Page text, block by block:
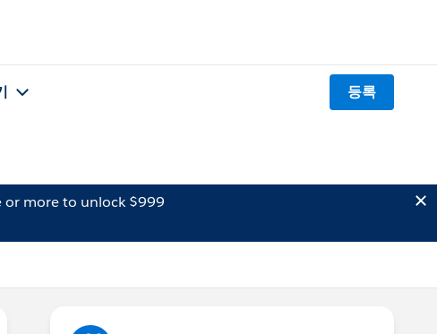
등록
or more to unlock $999